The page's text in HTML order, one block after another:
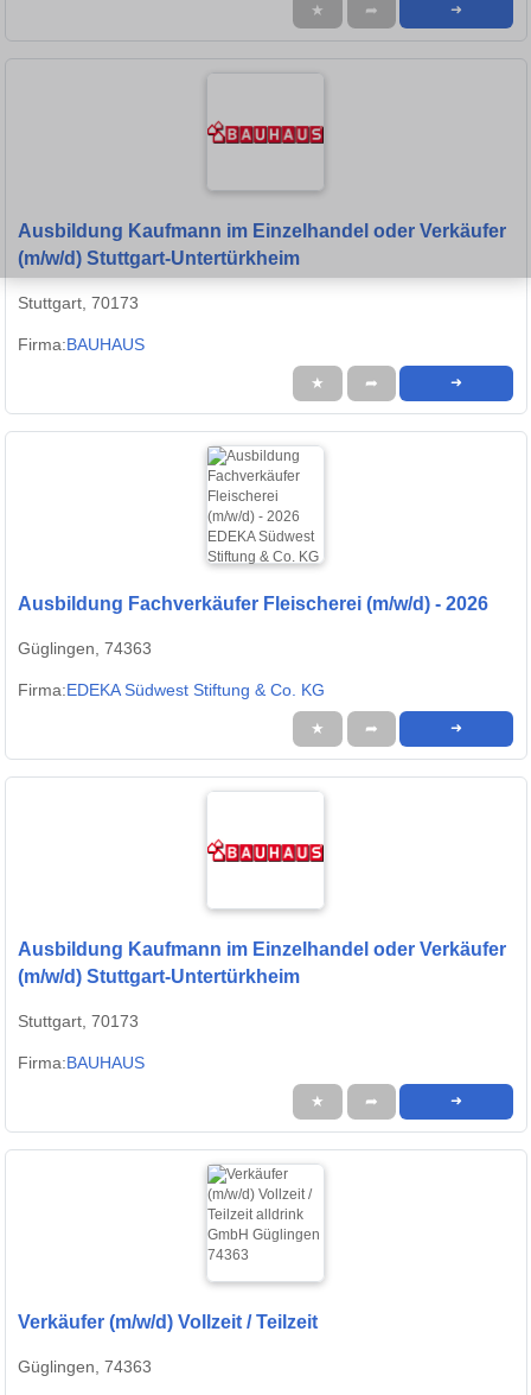
★ ➦ ➜
Ausbildung Kaufmann im Einzelhandel oder Verkäufer
(m/w/d) Stuttgart-Untertürkheim
Stuttgart, 70173
Firma:BAUHAUS
★ ➦ ➜
Ausbildung Fachverkäufer Fleischerei (m/w/d) - 2026
Güglingen, 74363
Firma:EDEKA Südwest Stiftung & Co. KG
★ ➦ ➜
Ausbildung Kaufmann im Einzelhandel oder Verkäufer
(m/w/d) Stuttgart-Untertürkheim
Stuttgart, 70173
Firma:BAUHAUS
★ ➦ ➜
Verkäufer (m/w/d) Vollzeit / Teilzeit
Güglingen, 74363